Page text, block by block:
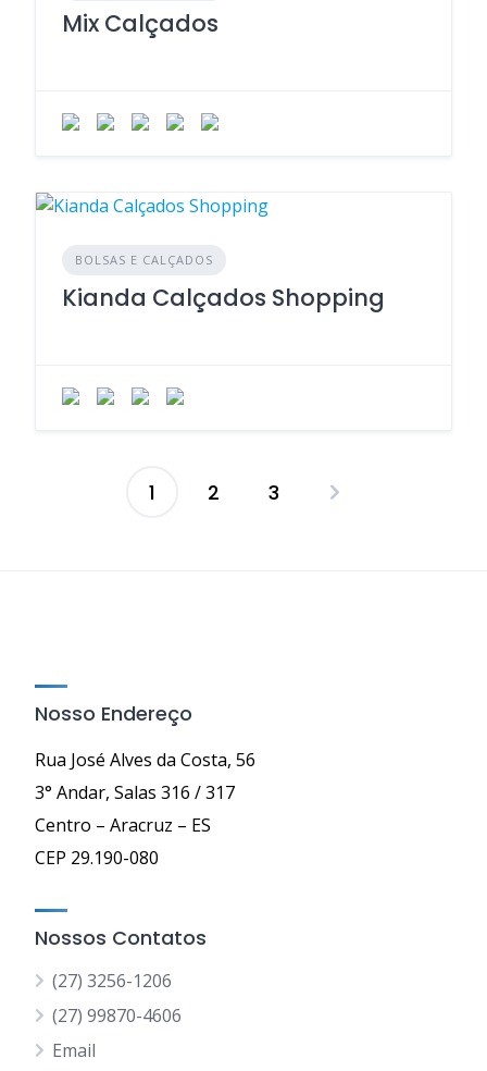
Mix Calçados
BOLSAS E CALÇADOS
Kianda Calçados Shopping
Paginação
1 2 3
Nosso Endereço
Rua José Alves da Costa, 56
3° Andar, Salas 316 / 317
Centro – Aracruz – ES
CEP 29.190-080
Nossos Contatos
(27) 3256-1206
(27) 99870-4606
Email